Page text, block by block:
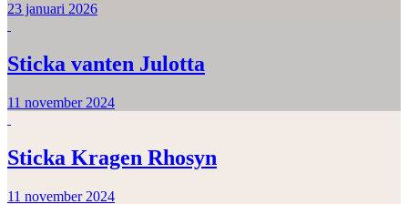
23 januari 2026
Sticka vanten Julotta
11 november 2024
Sticka Kragen Rhosyn
11 november 2024